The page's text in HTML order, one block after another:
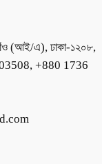
(আই/এ), ঢাকা-১২০৮,
+880 1736